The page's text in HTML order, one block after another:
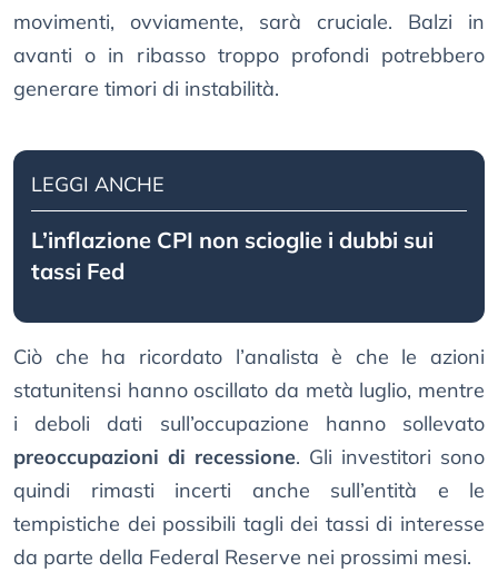
movimenti, ovviamente, sarà cruciale. Balzi in
avanti o in ribasso troppo profondi potrebbero
generare timori di instabilità.
LEGGI ANCHE
L’inflazione CPI non scioglie i dubbi sui
tassi Fed
Ciò che ha ricordato l’analista è che le azioni
statunitensi hanno oscillato da metà luglio, mentre
i deboli dati sull’occupazione hanno sollevato
preoccupazioni di recessione. Gli investitori sono
quindi rimasti incerti anche sull’entità e le
tempistiche dei possibili tagli dei tassi di interesse
da parte della Federal Reserve nei prossimi mesi.